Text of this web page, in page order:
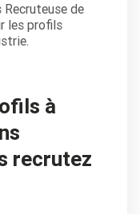
Recruteuse de
les profils
à
recrutez